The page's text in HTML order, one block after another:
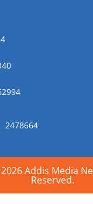
2478664
Addis Media
Reserved.